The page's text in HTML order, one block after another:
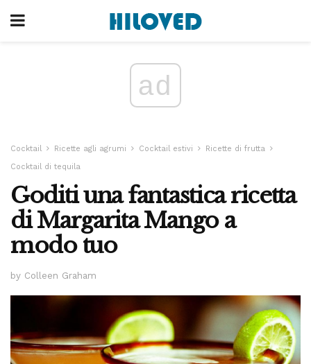
ad
Cocktail Ricette agli agrumi Cocktail estivi
Ricette di frutta
Cocktail di tequila
Goditi una fantastica ricetta
di Margarita Mango a
modo tuo
by Colleen Graham